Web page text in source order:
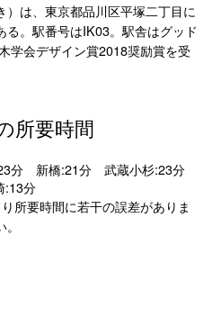
）は、東京都品川区平塚二丁目に
る。駅番号はIK03。駅舎はグッド
学会デザイン賞2018奨励賞を受
所要時間
分 新橋:21分 武蔵小杉:23分
分
所要時間に若干の誤差がありま